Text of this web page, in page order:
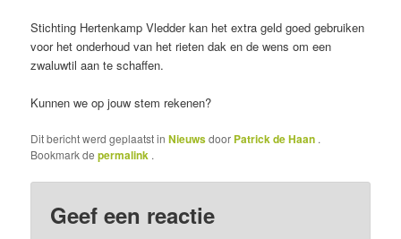
Stichting Hertenkamp Vledder kan het extra geld goed gebruiken
voor het onderhoud van het rieten dak en de wens om een
zwaluwtil aan te schaffen.
Kunnen we op jouw stem rekenen?
Dit bericht werd geplaatst inNieuwsdoor Patrick de Haan .
Bookmark depermalink .
Geef een reactie